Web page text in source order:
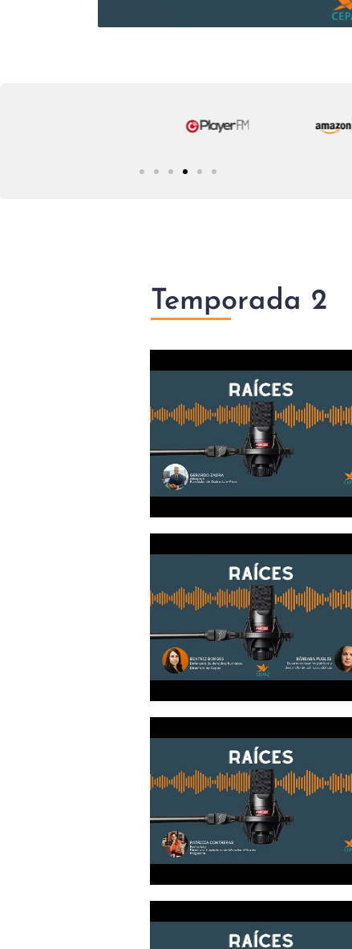
Temporada 2